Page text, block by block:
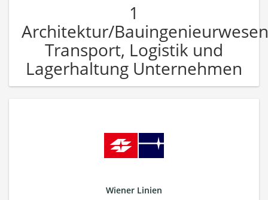
1
Architektur/Bauingenieurwesen
Transport, Logistik und
Lagerhaltung Unternehmen
Wiener Linien